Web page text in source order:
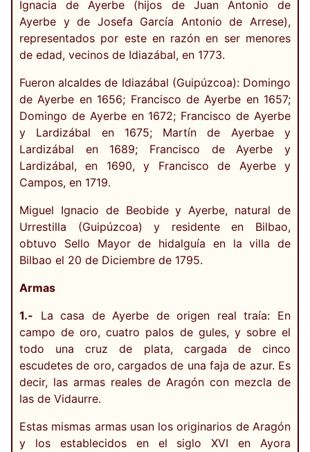
Ignacia de Ayerbe (hijos de Juan Antonio de
Ayerbe y de Josefa García Antonio de Arrese),
representados por este en razón en ser menores
de edad, vecinos de Idiazábal, en 1773.
Fueron alcaldes de Idiazábal (Guipúzcoa): Domingo
de Ayerbe en 1656; Francisco de Ayerbe en 1657;
Domingo de Ayerbe en 1672; Francisco de Ayerbe
y Lardizábal en 1675; Martín de Ayerbae y
Lardizábal en 1689; Francisco de Ayerbe y
Lardizábal, en 1690, y Francisco de Ayerbe y
Campos, en 1719.
Miguel Ignacio de Beobide y Ayerbe, natural de
Urrestilla (Guipúzcoa) y residente en Bilbao,
obtuvo Sello Mayor de hidalguía en la villa de
Bilbao el 20 de Diciembre de 1795.
Armas
1.- La casa de Ayerbe de origen real traía: En
campo de oro, cuatro palos de gules, y sobre el
todo una cruz de plata, cargada de cinco
escudetes de oro, cargados de una faja de azur. Es
decir, las armas reales de Aragón con mezcla de
las de Vidaurre.
Estas mismas armas usan los originarios de Aragón
y los establecidos en el siglo XVI en Ayora